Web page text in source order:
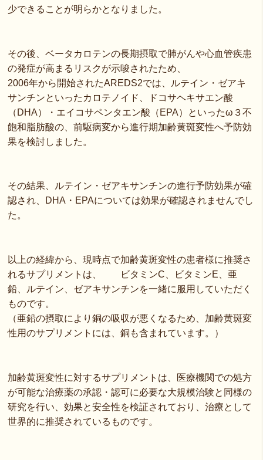
少できることが明らかとなりました。
その後、ベータカロテンの長期摂取で肺がんや心血管疾患
の発症が高まるリスクが示唆されたため、
2006年から開始されたAREDS2では、ルテイン・ゼアキ
サンチンといったカロテノイド、ドコサヘキサエン酸
（DHA）・エイコサペンタエン酸（EPA）といったω３不
飽和脂肪酸の、前駆病変から進行期加齢黄斑変性へ予防効
果を検討しました。
その結果、ルテイン・ゼアキサンチンの進行予防効果が確
認され、DHA・EPAについては効果が確認されませんでし
た。
以上の経緯から、現時点で加齢黄斑変性の患者様に推奨さ
れるサプリメントは、 ビタミンC、ビタミンE、亜
鉛、ルテイン、ゼアキサンチンを一緒に服用していただく
ものです。
（亜鉛の摂取により銅の吸収が悪くなるため、加齢黄斑変
性用のサプリメントには、銅も含まれています。）
加齢黄斑変性に対するサプリメントは、医療機関での処方
が可能な治療薬の承認・認可に必要な大規模治験と同様の
研究を行い、効果と安全性を検証されており、治療として
世界的に推奨されているものです。